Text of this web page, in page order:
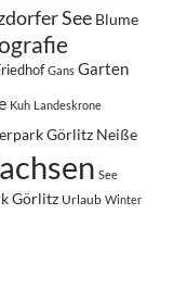
See Blume
Gans Garten
Kuh Landeskrone
Görlitz Neiße
See
Görlitz Urlaub Winter